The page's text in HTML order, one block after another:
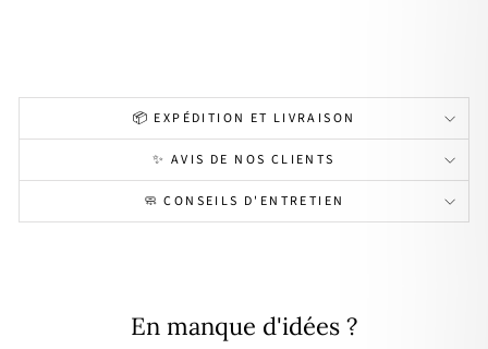
📦 EXPÉDITION ET LIVRAISON
✨ AVIS DE NOS CLIENTS
🧼 CONSEILS D'ENTRETIEN
En manque d'idées ?